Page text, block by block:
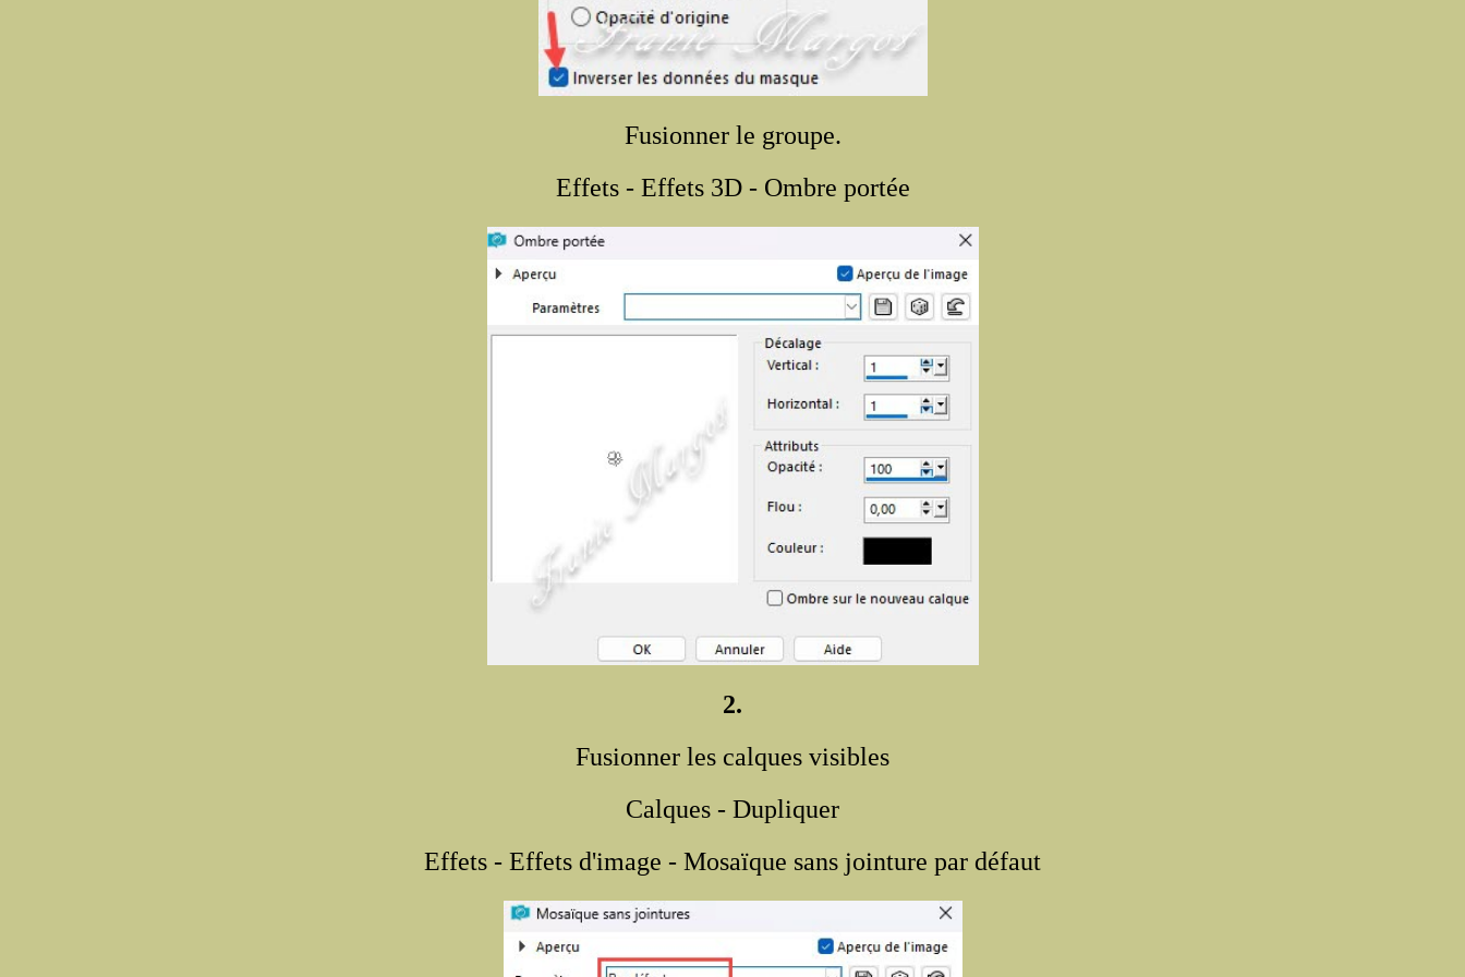
Fusionner le groupe.
Effets - Effets 3D - Ombre portée
2.
Fusionner les calques visibles
Calques - Dupliquer
Effets - Effets d'image - Mosaïque sans jointure par défaut